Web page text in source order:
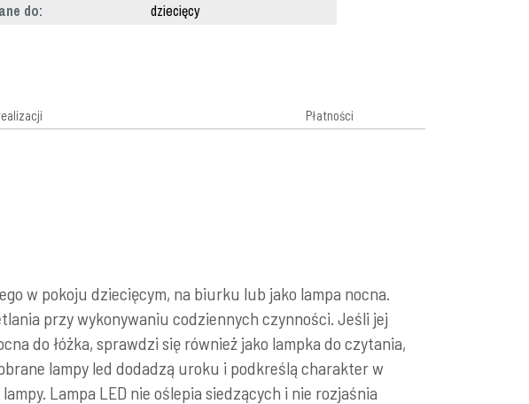
do:
dziecięcy
Płatności
w pokoju dziecięcym, na biurku lub jako lampa nocna.
przy wykonywaniu codziennych czynności. Jeśli jej
do łóżka, sprawdzi się również jako lampka do czytania,
lampy led dodadzą uroku i podkreślą charakter w
Lampa LED nie oślepia siedzących i nie rozjaśnia